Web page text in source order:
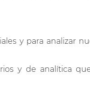
y para analizar
y de analítica